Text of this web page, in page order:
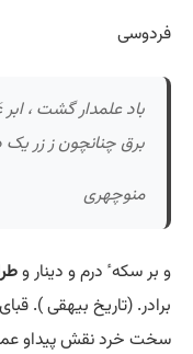
فردوسی
باد علمدار گشت ،
برق چنانچون ز زر
منوچهری
و بر سکه ٔ درم و دینار و
برادر. (تاریخ بیهقی ).
سخت خرد نقش پیداو